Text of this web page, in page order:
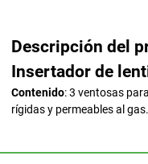
Descripción del
Insertador de
Contenido: 3 ventosas
rígidas y permeables al gas.